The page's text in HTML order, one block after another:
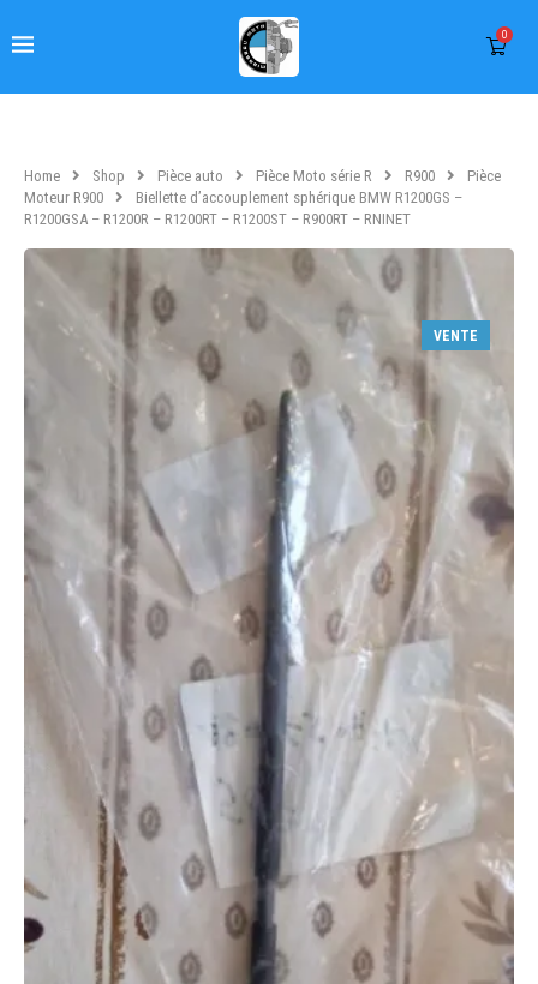
0
Home Shop Pièce auto Pièce Moto série R R900
Pièce
Moteur R900
Biellette d’accouplement sphérique BMW R1200GS –
R1200GSA – R1200R – R1200RT – R1200ST – R900RT – RNINET
VENTE